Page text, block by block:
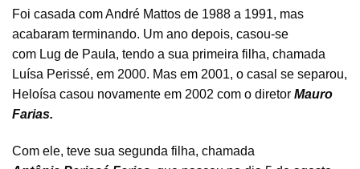
Foi casada com André Mattos de 1988 a 1991, mas
acabaram terminando. Um ano depois, casou-se
com Lug de Paula, tendo a sua primeira filha, chamada
Luísa Perissé, em 2000. Mas em 2001, o casal se separou,
Heloísa casou novamente em 2002 com o diretor Mauro
Farias.
Com ele, teve sua segunda filha, chamada